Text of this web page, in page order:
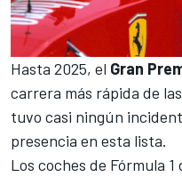
Hasta 2025, el Gran
carrera más rápida de
tuvo casi ningún
presencia en esta lista.
Los coches de Fórmula